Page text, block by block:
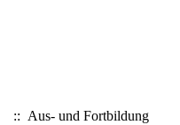
:: Aus- und Fortbildung